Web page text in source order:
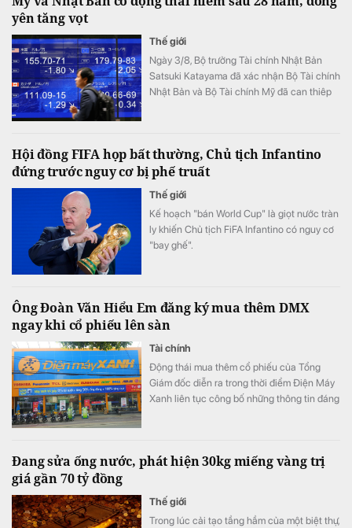
yên tăng vọt
Thế giới
Ngày 3/8, Bộ trưởng Tài chính Nhật Bản
Satsuki Katayama đã xác nhận Bộ Tài chính
Nhật Bản và Bộ Tài chính Mỹ đã can thiêp
Hội đồng FIFA họp bất thường, Chủ tịch Infantino
đứng trước nguy cơ bị phế truất
Thế giới
Kế hoạch "bán World Cup" là giọt nước tràn
ly khiến Chủ tịch FiFA Infantino có nguy cơ
"bay ghế".
Ông Đoàn Văn Hiểu Em đăng ký mua thêm DMX
ngay khi cổ phiếu lên sàn
Tài chính
Động thái mua thêm cổ phiếu của Tổng
Giám đốc diễn ra trong thời điểm Điện Máy
Xanh liên tục công bố những thông tin đáng
Đang sửa ống nước, phát hiện 30kg miếng vàng trị
giá gần 70 tỷ đồng
Thế giới
Trong lúc cải tạo tầng hầm của một biệt thự,